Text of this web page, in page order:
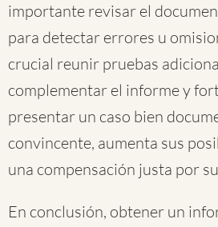
importante revisar el
para detectar errores u
crucial reunir pruebas
complementar el informe y
presentar un caso bien
convincente, aumenta sus
una compensación justa por
En conclusión, obtener un